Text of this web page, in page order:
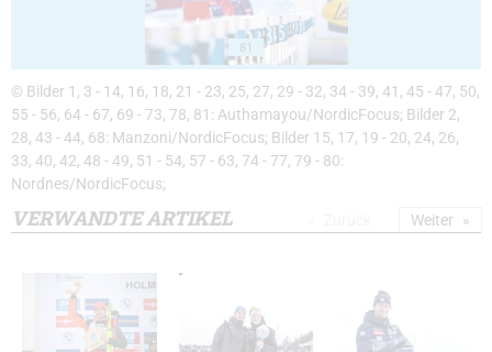
81
© Bilder 1, 3 - 14, 16, 18, 21 - 23, 25, 27, 29 - 32, 34 - 39, 41, 45 - 47, 50,
55 - 56, 64 - 67, 69 - 73, 78, 81: Authamayou/NordicFocus; Bilder 2,
28, 43 - 44, 68: Manzoni/NordicFocus; Bilder 15, 17, 19 - 20, 24, 26,
33, 40, 42, 48 - 49, 51 - 54, 57 - 63, 74 - 77, 79 - 80:
Nordnes/NordicFocus;
VERWANDTE ARTIKEL Weiter